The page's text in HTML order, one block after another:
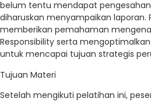
belum tentu mendapat
diharuskan menyampaikan laporan.
memberikan pemahaman
Responsibility serta
untuk mencapai tujuan strategis
Tujuan Materi
Setelah mengikuti pelatihan ini,